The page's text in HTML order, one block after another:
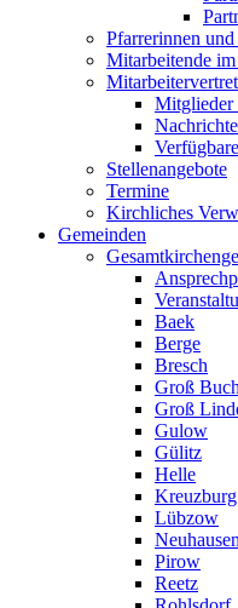
Pfarrerinnen
Mitarbeitende
Stellenangebote
Termine
Kirchliches
Gemeinden
Baek
Berge
Bresch
Groß
Groß
Gulow
Gülitz
Helle
Kreuzburg
Lübzow
Neuhausen
Pirow
Reetz